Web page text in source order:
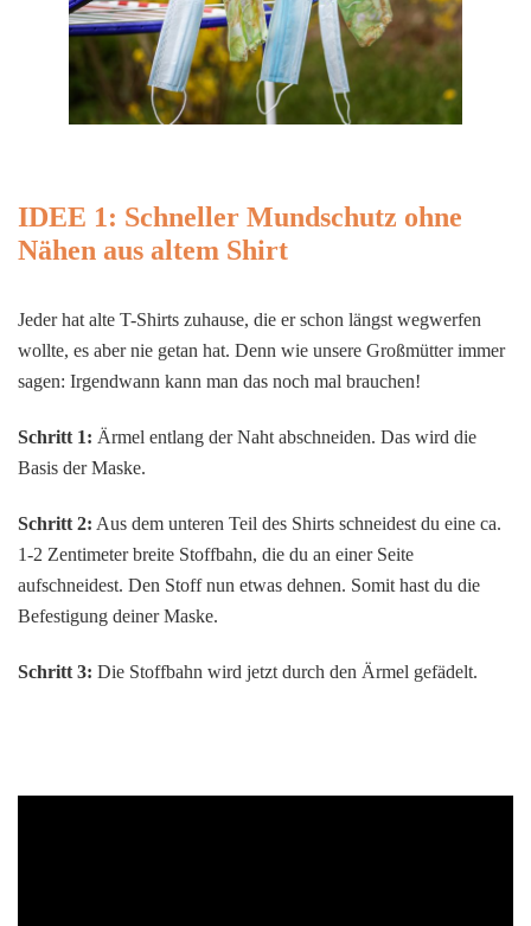
IDEE 1: Schneller Mundschutz ohne
Nähen aus altem Shirt
Jeder hat alte T-Shirts zuhause, die er schon längst wegwerfen
wollte, es aber nie getan hat. Denn wie unsere Großmütter immer
sagen: Irgendwann kann man das noch mal brauchen!
Schritt 1: Ärmel entlang der Naht abschneiden. Das wird die
Basis der Maske.
Schritt 2: Aus dem unteren Teil des Shirts schneidest du eine ca.
1-2 Zentimeter breite Stoffbahn, die du an einer Seite
aufschneidest. Den Stoff nun etwas dehnen. Somit hast du die
Befestigung deiner Maske.
Schritt 3: Die Stoffbahn wird jetzt durch den Ärmel gefädelt.